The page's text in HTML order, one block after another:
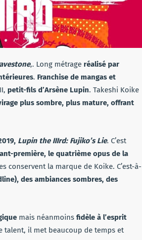
,. Long métrage réalisé par
. Franchise de mangas et
petit-fils d’Arsène Lupin. Takeshi Koike
plus sombre, plus mature, offrant
Lupin the IIIrd: Fujiko’s Lie. C’est
première, le quatrième opus de la
conservent la marque de Koike. C’est-à-
des ambiances sombres, des
mais néanmoins fidèle à l’esprit
talent, il met beaucoup de temps et